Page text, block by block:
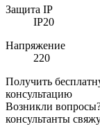
Защита IP
IP20
Напряжение
220
Получить
консультацию
Возникли
консультанты